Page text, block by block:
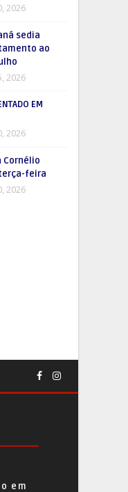
2026
sedia
ao
2026
EM
2026
Cornélio
feira
2026
em